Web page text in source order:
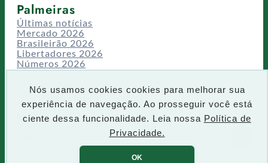
Nós usamos cookies cookies para melhorar sua
experiência de navegação. Ao prosseguir você está
ciente dessa funcionalidade. Leia nossa Política de
Privacidade.
OK
Palmeiras
Últimas notícias
Mercado 2026
Brasileirão 2026
Libertadores 2026
Números 2026
Campeonatos
Temporadas
CT/Centro de Excelência
Busca
P
e